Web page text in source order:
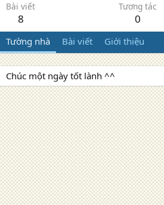
Bài viết
8
Tương tác
0
Tường nhà Bài viết Giới thiệu
Chúc một ngày tốt lành ^^